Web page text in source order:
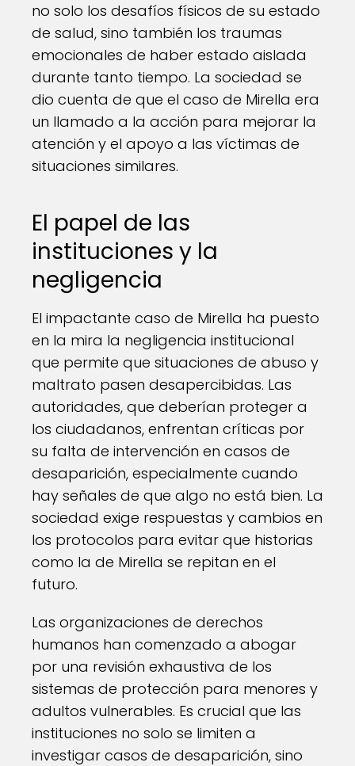
no solo los desafíos físicos de su estado
de salud, sino también los traumas
emocionales de haber estado aislada
durante tanto tiempo. La sociedad se
dio cuenta de que el caso de Mirella era
un llamado a la acción para mejorar la
atención y el apoyo a las víctimas de
situaciones similares.
El papel de las
instituciones y la
negligencia
El impactante caso de Mirella ha puesto
en la mira la negligencia institucional
que permite que situaciones de abuso y
maltrato pasen desapercibidas. Las
autoridades, que deberían proteger a
los ciudadanos, enfrentan críticas por
su falta de intervención en casos de
desaparición, especialmente cuando
hay señales de que algo no está bien. La
sociedad exige respuestas y cambios en
los protocolos para evitar que historias
como la de Mirella se repitan en el
futuro.
Las organizaciones de derechos
humanos han comenzado a abogar
por una revisión exhaustiva de los
sistemas de protección para menores y
adultos vulnerables. Es crucial que las
instituciones no solo se limiten a
investigar casos de desaparición, sino